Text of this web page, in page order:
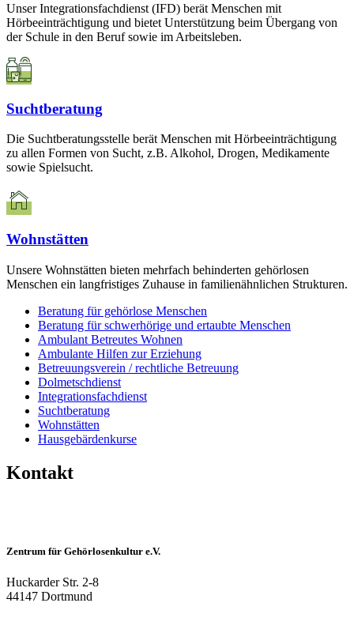
Unser Integrationsfachdienst (IFD) berät Menschen mit
Hörbeeinträchtigung und bietet Unterstützung beim Übergang von
der Schule in den Beruf sowie im Arbeitsleben.
Suchtberatung
Die Suchtberatungsstelle berät Menschen mit Hörbeeinträchtigung
zu allen Formen von Sucht, z.B. Alkohol, Drogen, Medikamente
sowie Spielsucht.
Wohnstätten
Unsere Wohnstätten bieten mehrfach behinderten gehörlosen
Menschen ein langfristiges Zuhause in familienähnlichen Strukturen.
Beratung für gehörlose Menschen
Beratung für schwerhörige und ertaubte Menschen
Ambulant Betreutes Wohnen
Ambulante Hilfen zur Erziehung
Betreuungsverein / rechtliche Betreuung
Dolmetschdienst
Integrationsfachdienst
Suchtberatung
Wohnstätten
Hausgebärdenkurse
Kontakt
Zentrum für Gehörlosenkultur e.V.
Huckarder Str. 2-8
44147 Dortmund